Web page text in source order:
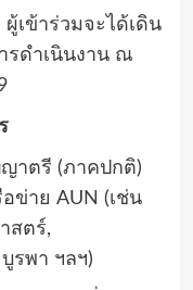
ผู้เข้าร่วมจะได้เดิน
รดำเนินงาน ณ
าตรี (ภาคปกติ)
ข่าย AUN (เช่น
สตร์,
รพา ฯลฯ)